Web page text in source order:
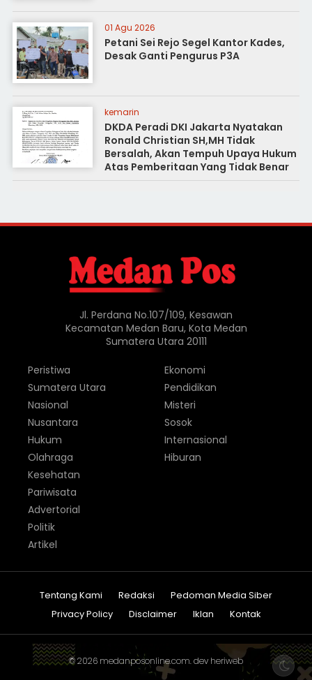
01 Agu 2026
Petani Sei Rejo Segel Kantor Kades,
Desak Ganti Pengurus P3A
kemarin
DKDA Peradi DKI Jakarta Nyatakan
Ronald Christian SH,MH Tidak
Bersalah, Akan Tempuh Upaya Hukum
Atas Pemberitaan Yang Tidak Benar
Jl. Perdana No.107/109, Kesawan
Kecamatan Medan Baru, Kota Medan
Sumatera Utara 20111
Peristiwa
Sumatera Utara
Nasional
Nusantara
Hukum
Olahraga
Ekonomi
Pendidikan
Misteri
Sosok
Internasional
Hiburan
Kesehatan
Pariwisata
Advertorial
Politik
Artikel
Tentang Kami Redaksi
Pedoman Media Siber
Privacy Policy
Disclaimer Iklan Kontak
© 2026 medanposonline.com. dev heriweb